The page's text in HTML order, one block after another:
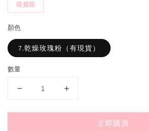
現貨區
顏色
7.乾燥玫瑰粉（有現貨）
數量
立即購買